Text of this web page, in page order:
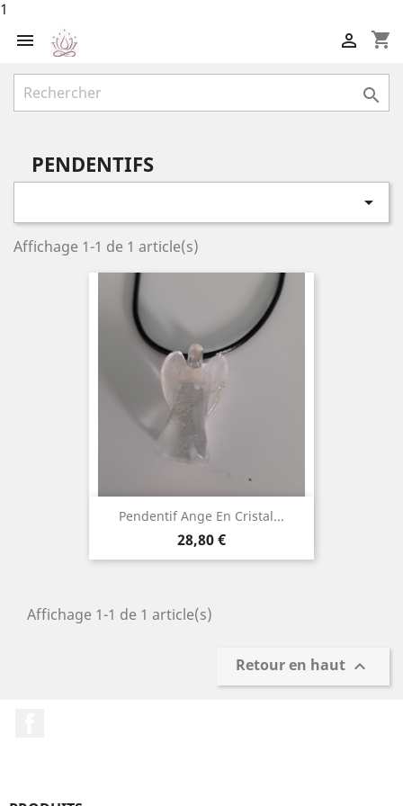
1
 shopping_cart


PENDENTIFS

Affichage 1-1 de 1 article(s)
Pendentif Ange En Cristal...
Prix
28,80 €
Affichage 1-1 de 1 article(s)
Retour en haut 